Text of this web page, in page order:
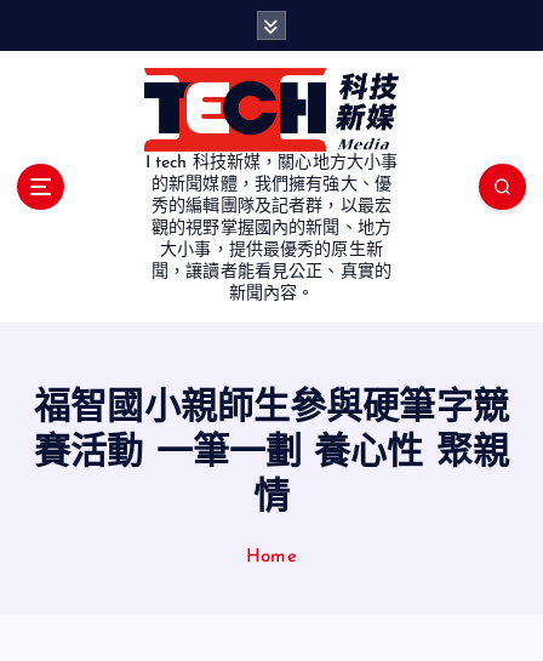
I tech 科技新媒，關心地方大小事
的新聞媒體，我們擁有強大、優
秀的編輯團隊及記者群，以最宏
觀的視野掌握國內的新聞、地方
大小事，提供最優秀的原生新
聞，讓讀者能看見公正、真實的
新聞內容。
福智國小親師生參與硬筆字競
賽活動 一筆一劃 養心性 聚親
情
Home